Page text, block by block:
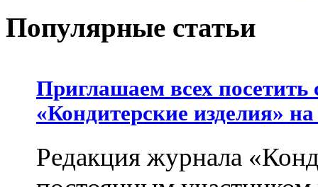
Популярные статьи
Приглашаем всех
«Кондитерские изделия»
Редакция журнала